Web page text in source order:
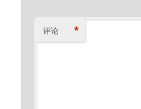
评论 *